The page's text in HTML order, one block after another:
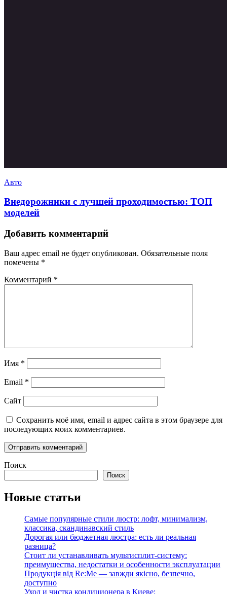
Авто
Внедорожники с лучшей проходимостью: ТОП
моделей
Добавить комментарий
Ваш адрес email не будет опубликован. Обязательные поля
помечены *
Комментарий *
Имя *
Email *
Сайт
Сохранить моё имя, email и адрес сайта в этом браузере для
последующих моих комментариев.
Поиск
Поиск
Новые статьи
Самые популярные стили люстр: лофт, минимализм,
классика, скандинавский стиль
Дорогая или бюджетная люстра: есть ли реальная
разница?
Стоит ли устанавливать мультисплит-систему:
преимущества, недостатки и особенности эксплуатации
Продукція від Re:Me — завжди якісно, безпечно,
доступно
Уход и чистка кондиционера в Киеве: